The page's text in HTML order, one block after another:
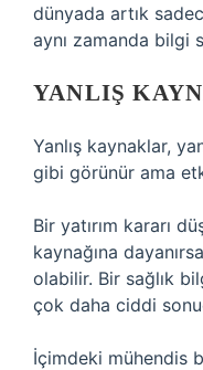
dünyada artık
aynı zamanda bilgi
YANLIŞ
Yanlış kaynaklar,
gibi görünür ama
Bir yatırım kararı
kaynağına
olabilir. Bir sağlık
çok daha ciddi
İçimdeki mühendis